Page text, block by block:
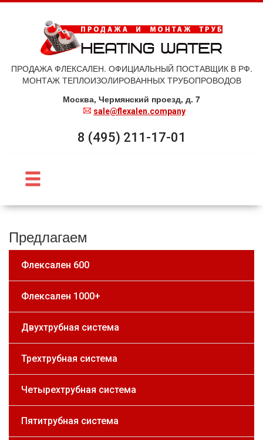
ПРОДАЖА ФЛЕКСАЛЕН. ОФИЦИАЛЬНЫЙ ПОСТАВЩИК В РФ.
МОНТАЖ ТЕПЛОИЗОЛИРОВАННЫХ ТРУБОПРОВОДОВ
Москва, Чермянский проезд, д. 7
sale@flexalen.company
8 (495) 211-17-01
Предлагаем
Флексален 600
Флексален 1000+
Двухтрубная система
Трехтрубная система
Четырехтрубная система
Пятитрубная система